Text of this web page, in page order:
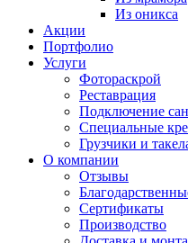
Из оникса
Акции
Портфолио
Услуги
Фотораскрой
Реставрация
Подключение
Специальные
Грузчики и
О компании
Отзывы
Сертификаты
Производство